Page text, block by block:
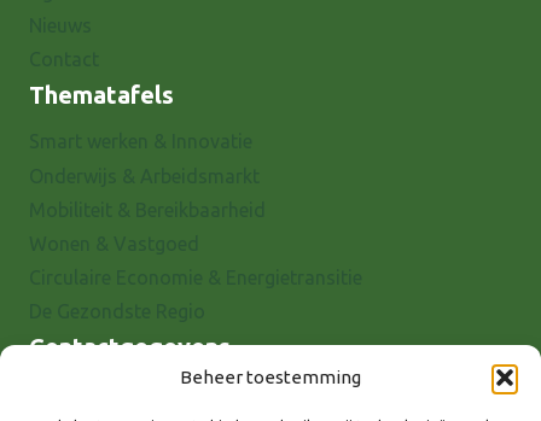
Beheer toestemming
Thematafels
Contactgegevens